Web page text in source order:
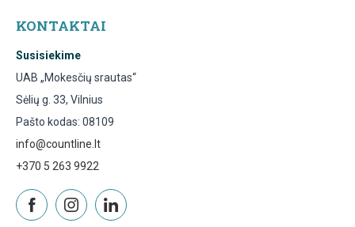
KONTAKTAI
Susisiekime
UAB „Mokesčių srautas“
Sėlių g. 33, Vilnius
Pašto kodas: 08109
info@countline.lt
+370 5 263 9922